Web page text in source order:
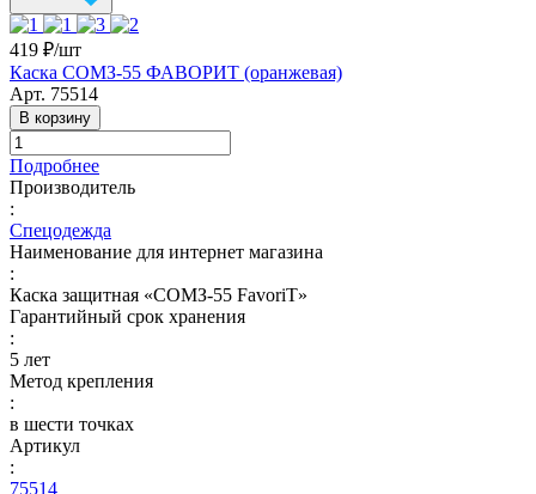
419 ₽/шт
Каска СОМЗ-55 ФАВОРИТ (оранжевая)
Арт. 75514
В корзину
Подробнее
Производитель
:
Спецодежда
Наименование для интернет магазина
:
Каска защитная «СОМЗ-55 FavoriT»
Гарантийный срок хранения
:
5 лет
Метод крепления
:
в шести точках
Артикул
:
75514